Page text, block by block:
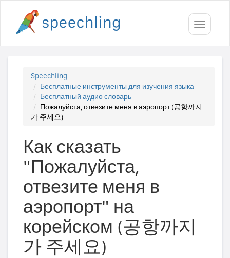
Toggle
Speechling
Бесплатные инструменты для изучения языка
Бесплатный аудио словарь
Пожалуйста, отвезите меня в аэропорт (공항까지
가 주세요)
Как сказать
"Пожалуйста,
отвезите меня в
аэропорт" на
корейском (공항까지
가 주세요)